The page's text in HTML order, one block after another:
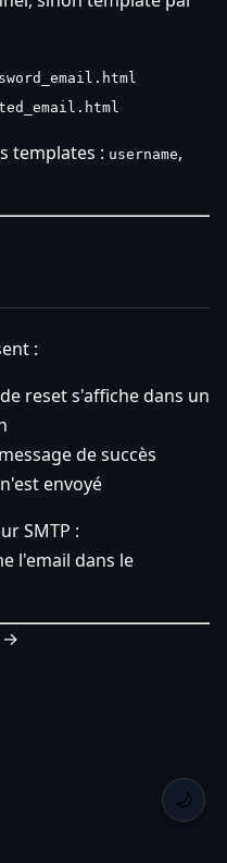
🌙
templates : username,
:
reset s'affiche dans un
de succès
envoyé
SMTP :
l'email dans le
→